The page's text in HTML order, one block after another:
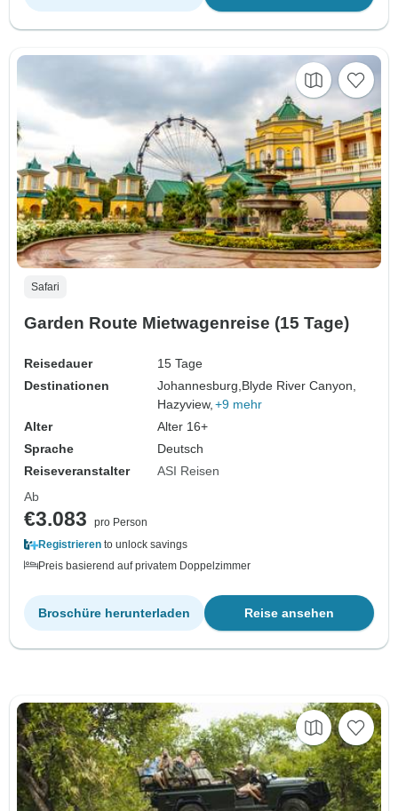
Safari
Garden Route Mietwagenreise (15 Tage)
Reisedauer
15 Tage
Destinationen
Johannesburg, Blyde River Canyon,
Hazyview, +9 mehr
Alter
Alter 16+
Sprache
Deutsch
Reiseveranstalter
ASI Reisen
Ab
€3.083
pro Person
Registrieren to unlock savings
Preis basierend auf privatem Doppelzimmer
Reise ansehen
Broschüre herunterladen